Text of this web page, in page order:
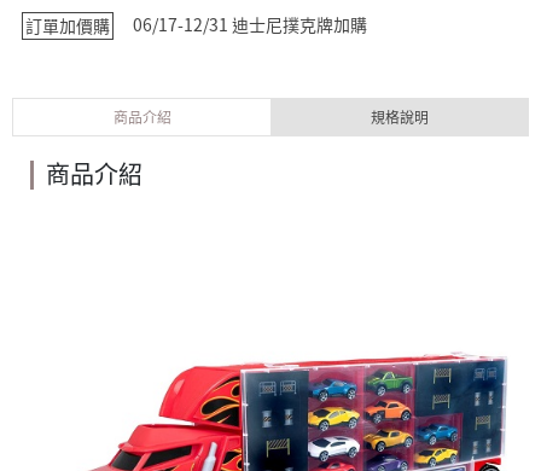
訂單加價購
06/17-12/31 迪士尼撲克牌加購
商品介紹 規格說明
商品介紹